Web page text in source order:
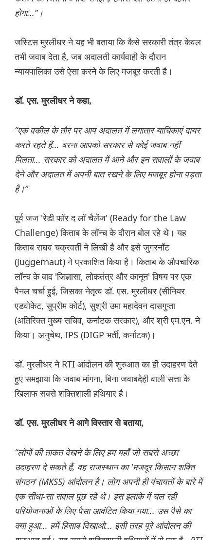
होगा...”।
जस्टिस मुरलीधर ने यह भी बताया कि कैसे सरकारी तंत्र केवल
तभी जवाब देता है, जब अदालती कार्यवाही के दौरान
न्यायपालिका उसे ऐसा करने के लिए मजबूर करती है।
डॉ. एस. मुरलीधर ने कहा,
“एक वकील के तौर पर आप अदालत में लगातार याचिकाएं दायर
करते रहते हैं... वरना आपको सरकार से कोई जवाब नहीं
मिलता... सरकार को अदालत में आने और इन सवालों के जवाब
देने और अदालत में अपनी बात रखने के लिए मजबूर होना पड़ता
है।”
पूर्व जज 'रेडी फॉर द लॉ चैलेंज' (Ready for the Law
Challenge) किताब के लॉन्च के दौरान बोल रहे थे। यह
किताब राघव चक्रवर्ती ने लिखी है और इसे जुगरनॉट
(Juggernaut) ने प्रकाशित किया है। किताब के औपचारिक
लॉन्च के बाद 'जिज्ञासा, लोकतंत्र और कानून' विषय पर एक
पैनल चर्चा हुई, जिसका नेतृत्व डॉ. एस. मुरलीधर (सीनियर
एडवोकेट, सुप्रीम कोर्ट), सुश्री उमा महादेवन दासगुप्ता
(अतिरिक्त मुख्य सचिव, कर्नाटक सरकार), और श्री एम.एन. ने
किया। अनुचेथ, IPS (DIGP भर्ती, कर्नाटक)।
डॉ. मुरलीधर ने RTI आंदोलन की शुरुआत का ही उदाहरण देते
हुए समझाया कि जवाब मांगना, बिना जवाबदेही वाली सत्ता के
खिलाफ सबसे शक्तिशाली हथियार है।
डॉ. एस. मुरलीधर ने आगे विस्तार से बताया,
“लोगों की ताकत देखने के लिए हम यहाँ जो सबसे अच्छा
उदाहरण दे सकते हैं, वह राजस्थान का 'मजदूर किसान शक्ति
संगठन' (MKSS) आंदोलन है। लोग अपनी ही पंचायतों के बारे में
एक सीधा-सा सवाल पूछ रहे थे। इस इलाके में चल रही
परियोजनाओं के लिए पैसा आवंटित किया गया... उस पैसे का
क्या हुआ... हमें हिसाब दिखाओ... इसी तरह पूरे आंदोलन की